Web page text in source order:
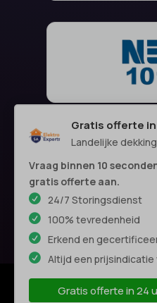
Gratis offerte
Landelijke
Vraag binnen 10
gratis offerte aan.
24/7 Storingsdienst
100% tevredenheid
Erkend en
Altijd een prijsindicatie
Gratis offerte in 24
© Copyright SA Elektro
Privacyverklaring|